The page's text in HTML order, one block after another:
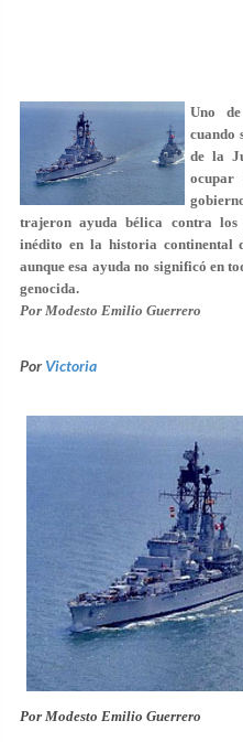
Uno de
cuando
de la
trajeron ayuda bélica contra los
inédito en la historia continental
aunque esa ayuda no significó en
genocida.
Por Modesto Emilio Guerrero
PorVictoria
Por Modesto Emilio Guerrero